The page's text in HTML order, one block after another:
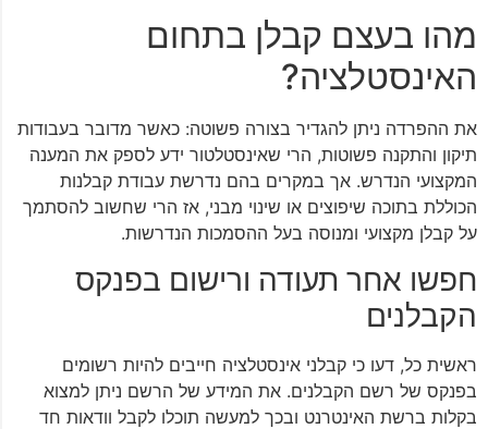
מהו בעצם קבלן בתחום
האינסטלציה?
את ההפרדה ניתן להגדיר בצורה פשוטה: כאשר מדובר בעבודות
תיקון והתקנה פשוטות, הרי שאינסטלטור ידע לספק את המענה
המקצועי הנדרש. אך במקרים בהם נדרשת עבודת קבלנות
הכוללת בתוכה שיפוצים או שינוי מבני, אז הרי שחשוב להסתמך
על קבלן מקצועי ומנוסה בעל ההסמכות הנדרשות.
חפשו אחר תעודה ורישום בפנקס
הקבלנים
ראשית כל, דעו כי קבלני אינסטלציה חייבים להיות רשומים
בפנקס של רשם הקבלנים. את המידע של הרשם ניתן למצוא
בקלות ברשת האינטרנט ובכך למעשה תוכלו לקבל וודאות חד